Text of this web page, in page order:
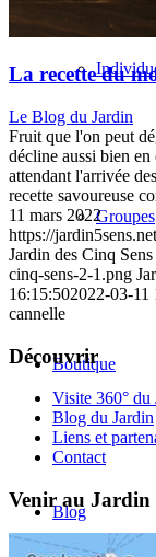
Groupes
Boutique
Blog
La recette du
Le Blog du Jardin
Fruit que l'on peut
décline aussi bien
attendant l'arrivée
recette savoureuse
11 mars 2022
https://
Jardin des Cinq
cinq-sens-2-1.png
16:15:502022-03-11
cannelle
Découvrir
Visite 360° du
Blog du Jardin
Liens et
Contact
Venir au Jardin